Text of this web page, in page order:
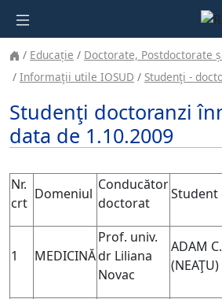
Educație
Doctorate, Postdoctorate
Informaţii utile IOSUD
Studenţi -
Studenţi doctoranzi
data de 1.10.2009
Nr.
crt
Domeniul
Conducător
doctorat
1 MEDICINĂ
Prof. univ.
dr Liliana
Novac
ADAM
(NEAŢU)